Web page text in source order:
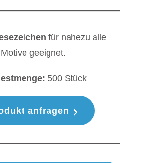
für nahezu alle
Motive geeignet.
500 Stück
anfragen